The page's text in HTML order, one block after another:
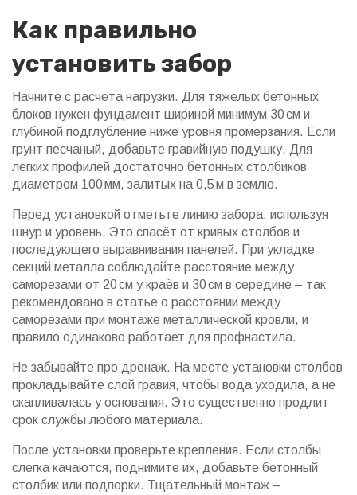
Как правильно
установить забор
Начните с расчёта нагрузки. Для тяжёлых бетонных
блоков нужен фундамент шириной минимум 30 см и
глубиной подглубление ниже уровня промерзания. Если
грунт песчаный, добавьте гравийную подушку. Для
лёгких профилей достаточно бетонных столбиков
диаметром 100 мм, залитых на 0,5 м в землю.
Перед установкой отметьте линию забора, используя
шнур и уровень. Это спасёт от кривых столбов и
последующего выравнивания панелей. При укладке
секций металла соблюдайте расстояние между
саморезами от 20 см у краёв и 30 см в середине – так
рекомендовано в статье о расстоянии между
саморезами при монтаже металлической кровли, и
правило одинаково работает для профнастила.
Не забывайте про дренаж. На месте установки столбов
прокладывайте слой гравия, чтобы вода уходила, а не
скапливалась у основания. Это существенно продлит
срок службы любого материала.
После установки проверьте крепления. Если столбы
слегка качаются, поднимите их, добавьте бетонный
столбик или подпорки. Тщательный монтаж –